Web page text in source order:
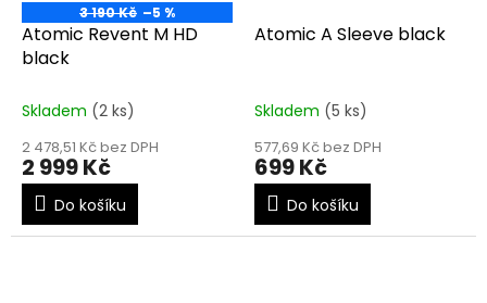
3 190 Kč –5 %
Atomic Revent M HD
black
Skladem (2 ks)
2 478,51 Kč bez DPH
2 999 Kč
Do košíku
Atomic A Sleeve black
Skladem (5 ks)
577,69 Kč bez DPH
699 Kč
Do košíku